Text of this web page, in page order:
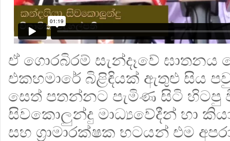
ඒ ගොරබිරම් සැන්දෑවේ
එකහමාරේ බිළිඳියක් ඇතුළු සිය
සෙත් පතන්නට පැමිණ සිටි හිටපු
සිවකොලුන්දු මාධ්‍යවේදීන් හා
සහ ග්‍රාමාරක්ෂක භටයන් එම